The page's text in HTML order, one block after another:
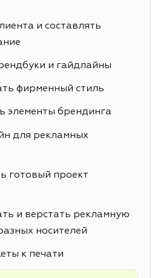
и составлять
и гайдлайны
фирменный стиль
элементы брендинга
для рекламных
готовый проект
и верстать рекламную
носителей
к печати